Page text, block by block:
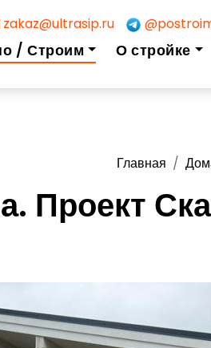
zakaz@ultrasip.ru
/ Строим О стройке
Главная
Проект